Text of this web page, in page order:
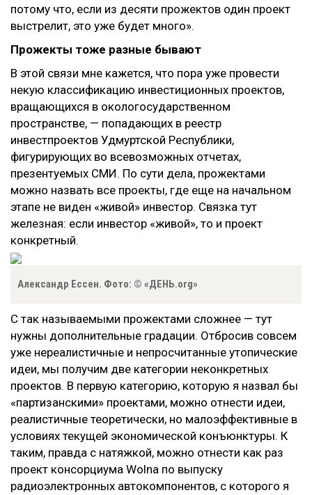
потому что, если из десяти прожектов один проект
выстрелит, это уже будет много».
Прожекты тоже разные бывают
В этой связи мне кажется, что пора уже провести
некую классификацию инвестиционных проектов,
вращающихся в окологосударственном
пространстве, — попадающих в реестр
инвестпроектов Удмуртской Республики,
фигурирующих во всевозможных отчетах,
презентуемых СМИ. По сути дела, прожектами
можно назвать все проекты, где еще на начальном
этапе не виден «живой» инвестор. Связка тут
железная: если инвестор «живой», то и проект
конкретный.
Александр Ессен. Фото: © «ДЕНЬ.org»
С так называемыми прожектами сложнее — тут
нужны дополнительные градации. Отбросив совсем
уже нереалистичные и непросчитанные утопические
идеи, мы получим две категории неконкретных
проектов. В первую категорию, которую я назвал бы
«партизанскими» проектами, можно отнести идеи,
реалистичные теоретически, но малоэффективные в
условиях текущей экономической конъюнктуры. К
таким, правда с натяжкой, можно отнести как раз
проект консорциума Wolna по выпуску
радиоэлектронных автокомпонентов, с которого я